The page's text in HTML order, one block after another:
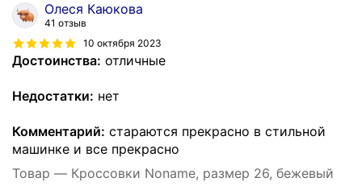
Олеся Каюкова
41 отзыв
10 октября 2023
Достоинства: отличные
Недостатки: нет
Комментарий: стараются прекрасно в стильной
машинке и все прекрасно
Товар — Кроссовки Noname, размер 26, бежевый